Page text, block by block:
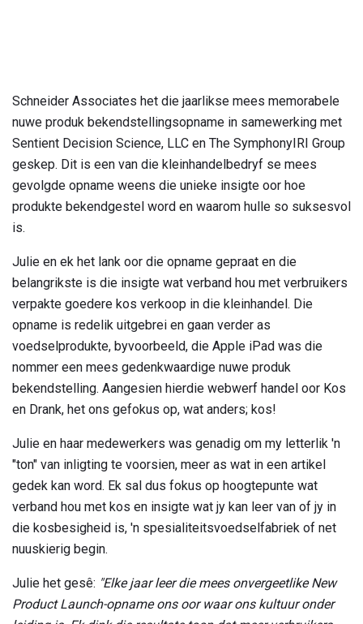
Schneider Associates het die jaarlikse mees memorabele
nuwe produk bekendstellingsopname in samewerking met
Sentient Decision Science, LLC en The SymphonyIRI Group
geskep. Dit is een van die kleinhandelbedryf se mees
gevolgde opname weens die unieke insigte oor hoe
produkte bekendgestel word en waarom hulle so suksesvol
is.
Julie en ek het lank oor die opname gepraat en die
belangrikste is die insigte wat verband hou met verbruikers
verpakte goedere kos verkoop in die kleinhandel. Die
opname is redelik uitgebrei en gaan verder as
voedselprodukte, byvoorbeeld, die Apple iPad was die
nommer een mees gedenkwaardige nuwe produk
bekendstelling. Aangesien hierdie webwerf handel oor Kos
en Drank, het ons gefokus op, wat anders; kos!
Julie en haar medewerkers was genadig om my letterlik 'n
"ton" van inligting te voorsien, meer as wat in een artikel
gedek kan word. Ek sal dus fokus op hoogtepunte wat
verband hou met kos en insigte wat jy kan leer van of jy in
die kosbesigheid is, 'n spesialiteitsvoedselfabriek of net
nuuskierig begin.
Julie het gesê: "Elke jaar leer die mees onvergeetlike New
Product Launch-opname ons oor waar ons kultuur onder